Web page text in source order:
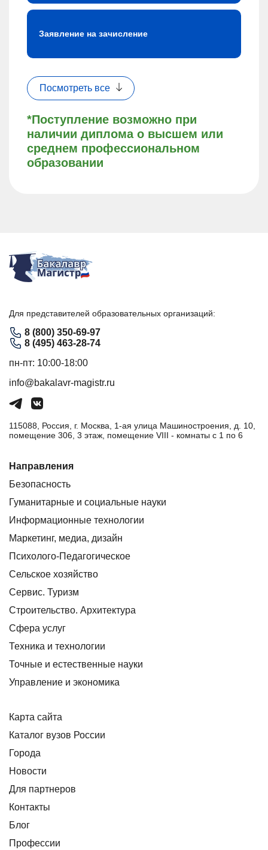
*Поступление возможно при
наличии диплома о высшем или
среднем профессиональном
образовании
Заявление на зачисление
Посмотреть все
Для представителей образовательных организаций:
8 (800) 350-69-97
8 (495) 463-28-74
пн-пт: 10:00-18:00
info@bakalavr-magistr.ru
115088, Россия, г. Москва, 1-ая улица Машиностроения, д. 10,
помещение 306, 3 этаж, помещение VIII - комнаты с 1 по 6
Направления
Безопасность
Гуманитарные и социальные науки
Информационные технологии
Маркетинг, медиа, дизайн
Психолого-Педагогическое
Сельское хозяйство
Сервис. Туризм
Строительство. Архитектура
Сфера услуг
Техника и технологии
Точные и естественные науки
Управление и экономика
Карта сайта
Каталог вузов России
Города
Новости
Для партнеров
Контакты
Блог
Профессии